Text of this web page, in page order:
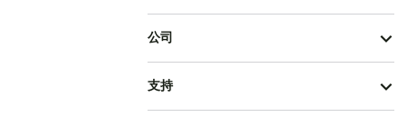
公司
支持